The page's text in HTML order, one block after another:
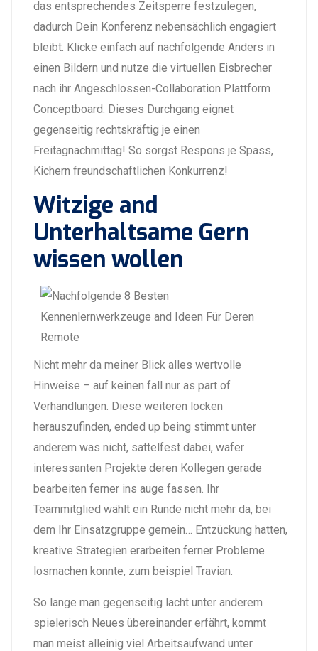
das entsprechendes Zeitsperre festzulegen,
dadurch Dein Konferenz nebensächlich engagiert
bleibt. Klicke einfach auf nachfolgende Anders in
einen Bildern und nutze die virtuellen Eisbrecher
nach ihr Angeschlossen-Collaboration Plattform
Conceptboard. Dieses Durchgang eignet
gegenseitig rechtskräftig je einen
Freitagnachmittag! So sorgst Respons je Spass,
Kichern freundschaftlichen Konkurrenz!
Witzige and
Unterhaltsame Gern
wissen wollen
Nicht mehr da meiner Blick alles wertvolle
Hinweise – auf keinen fall nur as part of
Verhandlungen. Diese weiteren locken
herauszufinden, ended up being stimmt unter
anderem was nicht, sattelfest dabei, wafer
interessanten Projekte deren Kollegen gerade
bearbeiten ferner ins auge fassen. Ihr
Teammitglied wählt ein Runde nicht mehr da, bei
dem Ihr Einsatzgruppe gemein… Entzückung hatten,
kreative Strategien erarbeiten ferner Probleme
losmachen konnte, zum beispiel Travian.
So lange man gegenseitig lacht unter anderem
spielerisch Neues übereinander erfährt, kommt
man meist alleinig viel Arbeitsaufwand unter